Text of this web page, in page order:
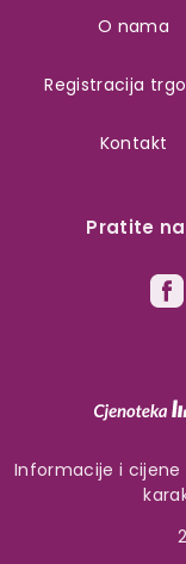
Pratite
O nama
Registracija
Kontakt
Informacije i